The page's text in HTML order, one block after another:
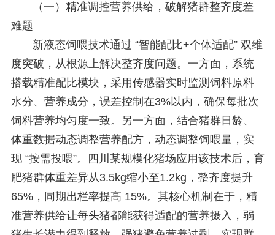
（一）精准调控营养供给，破解猪群整齐度差
难题
新液态饲喂技术通过 “智能配比+个体适配” 双维
度突破，从根源上解决整齐度问题。一方面，系统
搭载精准配比模块，采用传感器实时监测饲料原料
水分、营养成分，误差控制在3%以内，确保每批次
饲料营养均匀度一致。另一方面，结合猪群日龄、
体重数据动态调整营养配方，动态调整饲喂量，实
现 “按需投喂”。四川某规模化猪场应用该技术后，育
肥猪群体重差异从3.5kg缩小至1.2kg，整齐度提升
65%，同期出栏率提高 15%。其核心机制在于，精
准营养供给让每头猪都能获得适配的营养摄入，弱